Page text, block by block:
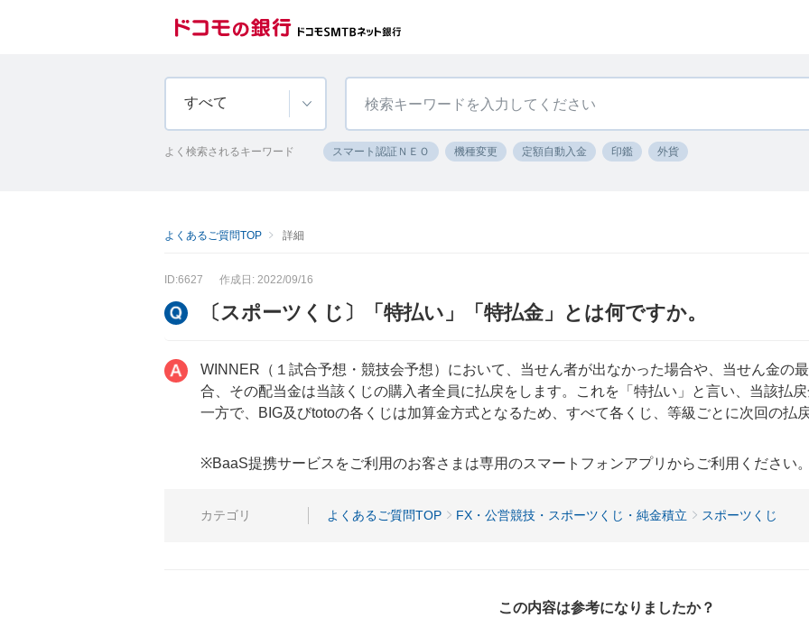
すべて
よく検索されるキーワード スマート認証ＮＥＯ 機種変更 定額自動入金 印鑑 外貨
よくあるご質問TOP 詳細
ID:6627 作成日: 2022/09/16
〔スポーツくじ〕「特払い」「特払金」とは何ですか。
WINNER（１試合予想・競技会予想）において、当せん者が出なかった場合や、当せん金の
合、その配当金は当該くじの購入者全員に払戻をします。これを「特払い」と言い、当該払
一方で、BIG及びtotoの各くじは加算金方式となるため、すべて各くじ、等級ごとに次回の払
※BaaS提携サービスをご利用のお客さまは専用のスマートフォンアプリからご利用ください。
カテゴリ よくあるご質問TOP FX・公営競技・スポーツくじ・純金積立 スポーツくじ
この内容は参考になりましたか？